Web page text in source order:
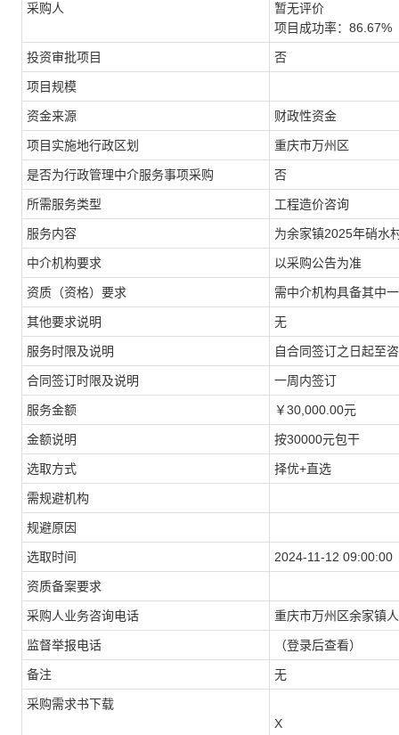
采购人
暂无评价
项目成功率：86.67%
投资审批项目 否
项目规模
资金来源 财政性资金
项目实施地行政区划 重庆市万州区
是否为行政管理中介服务事项采购 否
所需服务类型 工程造价咨询
服务内容 为余家镇2025年硝水
中介机构要求 以采购公告为准
资质（资格）要求 需中介机构具备其中
其他要求说明 无
服务时限及说明 自合同签订之日起至
合同签订时限及说明 一周内签订
服务金额 ￥30,000.00元
金额说明 按30000元包干
选取方式 择优+直选
需规避机构
规避原因
选取时间 2024-11-12 09:00:00
资质备案要求
采购人业务咨询电话 重庆市万州区余家镇
监督举报电话 （登录后查看）
备注 无
采购需求书下载
X